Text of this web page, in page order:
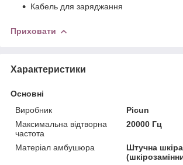
Кабель для заряджання
Приховати
Характеристики
Основні
Виробник
Picun
Максимальна відтворна
частота
20000 Гц
Матеріал амбушюра
Штучна шкіра